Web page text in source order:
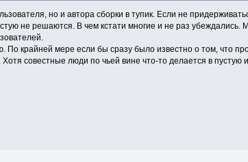
но и автора сборки в тупик. Если не
не решаются. В чем кстати многие и не раз
По крайней мере если бы сразу было известно о том, что
совестные люди по чьей вине что-то делается в пустую